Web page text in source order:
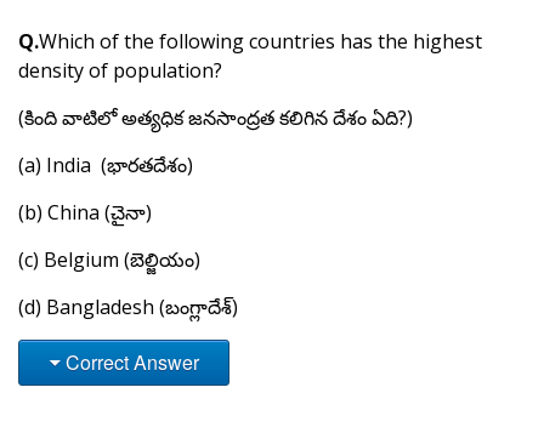
Q.Which of the following countries has the highest
density of population?
(కింది వాటిలో అత్యధిక జనసాంద్రత కలిగిన దేశం ఏది?)
(a) India (భారతదేశం)
(b) China (చైనా)
(c) Belgium (బెల్జియం)
(d) Bangladesh (బంగ్లాదేశ్)
Correct Answer